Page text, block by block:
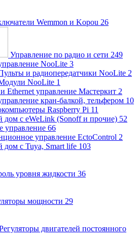
Wemmon и Kopou 26
Управление по радио и сети 249
NooLite 3
и радиопередатчики NooLite 2
NooLite 1
Ethernet управление Мастеркит 2
кран-балкой, тельфером 10
Raspberry Pi 11
c eWeLink (Sonoff и прочие) 52
управление 66
управление EctoControl 2
с Tuya, Smart life 103
уровня жидкости 36
мощности 29
двигателей постоянного